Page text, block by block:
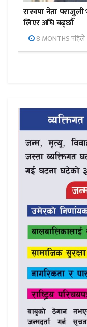
रास्वपा नेता
लिएर अघि बढ्छौँ
8 MONTHS पहिले